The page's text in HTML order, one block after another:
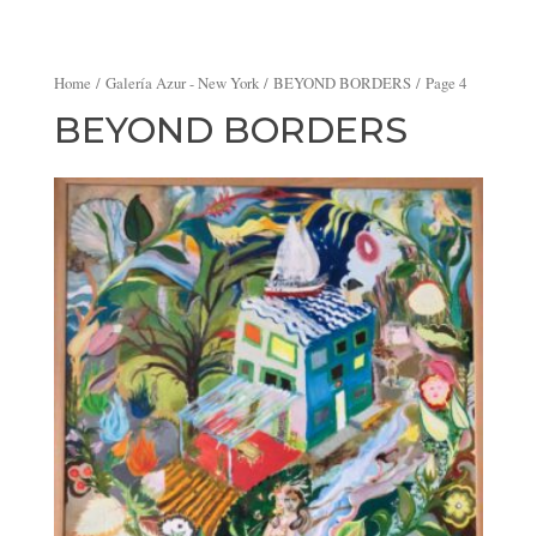
Home / Galería Azur - New York/ BEYOND BORDERS/ Page 4
BEYOND BORDERS